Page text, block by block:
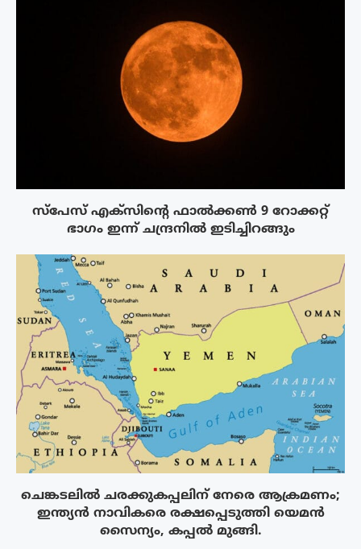
സ്‌പേസ് എക്‌സിൻ്റെ ഫാൽക്കൺ 9 റോക്കറ്റ്
ഭാഗം ഇന്ന് ചന്ദ്രനിൽ ഇടിച്ചിറങ്ങും
ചെങ്കടലിൽ ചരക്കുകപ്പലിന് നേരെ ആക്രമണം;
ഇന്ത്യൻ നാവികരെ രക്ഷപ്പെടുത്തി യെമൻ
സൈന്യം, കപ്പൽ മുങ്ങി.